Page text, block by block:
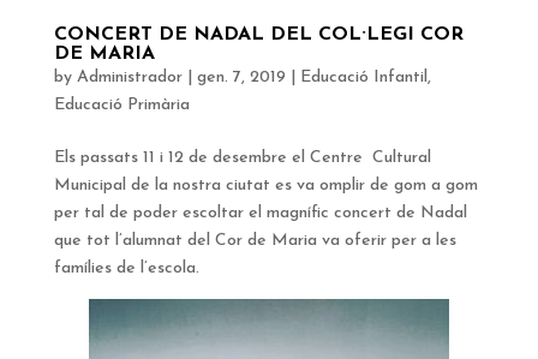
CONCERT DE NADAL DEL COL·LEGI COR
DE MARIA
by Administrador| gen. 7, 2019 Educació Infantil,
Educació Primària
Els passats 11 i 12 de desembre el Centre Cultural
Municipal de la nostra ciutat es va omplir de gom a gom
per tal de poder escoltar el magnífic concert de Nadal
que tot l’alumnat del Cor de Maria va oferir per a les
famílies de l’escola.